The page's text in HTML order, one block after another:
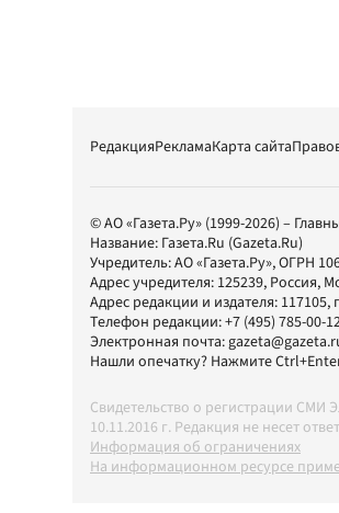
РедакцияРекламаКарта сайта
© АО «Газета.Ру» (1999-2026) –
Название: Газета.Ru (Gazeta.Ru)
Учредитель:АО «Газета.Ру», ОГРН
Адрес учредителя: 125239, Россия,
Адрес редакции и издателя: 117105,
Телефон редакции:+7 (495) 785-00-
Электронная почта:
Нашли опечатку? Нажмите
Свидетельство о регистрации
10.11.2016 г. Редакция не несет
Информация об ограничениях
На информационном ресурсе